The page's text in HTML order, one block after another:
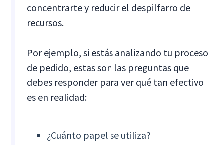
concentrarte y reducir el despilfarro de
recursos.
Por ejemplo, si estás analizando tu proceso
de pedido, estas son las preguntas que
debes responder para ver qué tan efectivo
es en realidad:
¿Cuánto papel se utiliza?